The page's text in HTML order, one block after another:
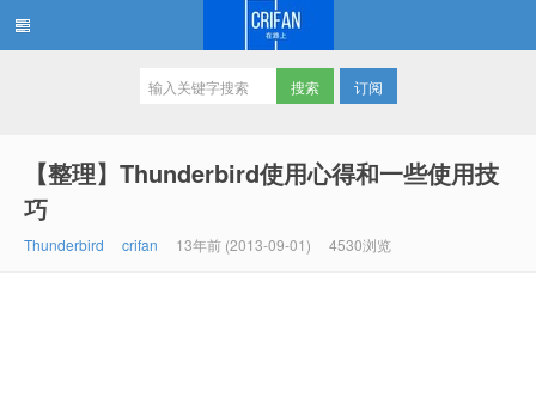
订阅
【整理】Thunderbird使用心得和一些使用技
巧
Thunderbird crifan 13年前 (2013-09-01) 4530浏览